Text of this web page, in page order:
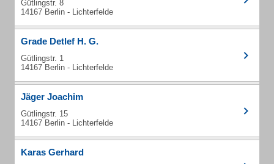
Gütlingstr. 8
14167 Berlin - Lichterfelde
Grade Detlef H. G.
Gütlingstr. 1
14167 Berlin - Lichterfelde
Jäger Joachim
Gütlingstr. 15
14167 Berlin - Lichterfelde
Karas Gerhard